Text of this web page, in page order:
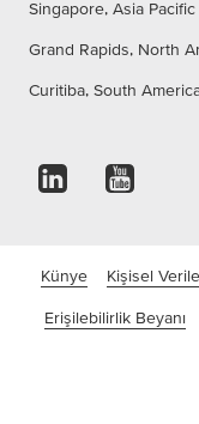
Singapore, Asia Pacific
Grand Rapids, North
Curitiba, South
Künye Kişisel
Erişilebilirlik Beyanı